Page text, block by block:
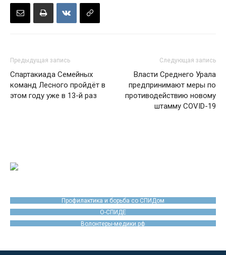
Предыдущая запись
Спартакиада Семейных
команд Лесного пройдёт в
этом году уже в 13-й раз
Следующая запись
Власти Среднего Урала
предпринимают меры по
противодействию новому
штамму COVID-19
Профилактика и борьба со СПИДом
О-СПИДЕ
Волонтеры-медики.рф